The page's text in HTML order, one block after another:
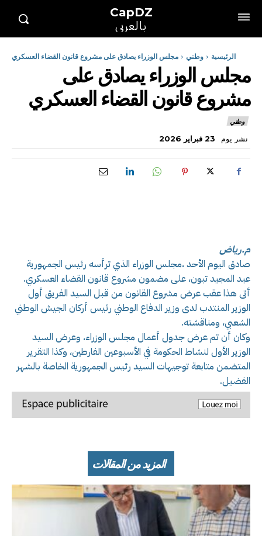
CapDZ
بالعربي
الرئيسية وطني مجلس الوزراء يصادق على مشروع قانون القضاء العسكري
مجلس الوزراء يصادق على
مشروع قانون القضاء العسكري
وطني
نشر يوم 23 فبراير 2026
م.رياض
صادق اليوم الأحد ،مجلس الوزراء الذي ترأسه رئيس الجمهورية
عبد المجيد تبون، على مضمون مشروع قانون القضاء العسكري.
أتى هذا عقب عرض مشروع القانون من قبل السيد الفريق أول
الوزير المنتدب لدى وزير الدفاع الوطني رئيس أركان الجيش الوطني
الشعبي، ومناقشته.
وكان أن تم عرض جدول أعمال مجلس الوزراء، وعرض السيد
الوزير الأول لنشاط الحكومة في الأسبوعين الفارطين، وكذا التقرير
المتضمن متابعة توجيهات السيد رئيس الجمهورية الخاصة بالشهر
الفضيل.
المزيد من المقالات